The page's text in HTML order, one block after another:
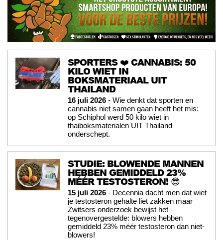
SPORTERS ❤️ CANNABIS: 50
KILO WIET IN
BOKSMATERIAAL UIT
THAILAND
16 juli 2026 - Wie denkt dat sporten en
cannabis niet samen gaan heeft het mis:
op Schiphol werd 50 kilo wiet in
thaiboksmaterialen UIT Thailand
onderschept.
STUDIE: BLOWENDE MANNEN
HEBBEN GEMIDDELD 23%
MÉÉR TESTOSTERON! 😎
15 juli 2026 - Decennia dacht men dat wiet
je testosteron gehalte liet zakken maar
Zwitsers onderzoek bewijst het
tegenovergestelde: blowers hebben
gemiddeld 23% méér testosteron dan niet-
blowers!